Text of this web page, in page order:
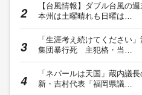
【台風情報】ダブル台風の
本州は土曜晴れも日曜は…
「生涯考え続けてください
集団暴行死 主犯格・当…
「ネパールは天国」蔵内議
新・吉村代表「福岡県議…